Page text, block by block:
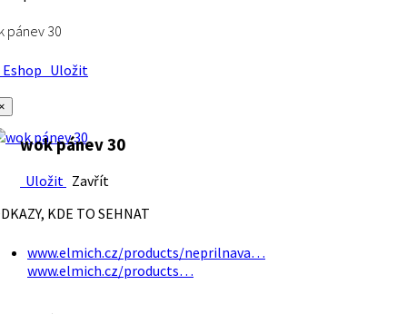
pánev 30
Uložit
wok pánev 30
Uložit Zavřít
KDE TO SEHNAT
www.elmich.cz/products/neprilnava…
www.elmich.cz/products…